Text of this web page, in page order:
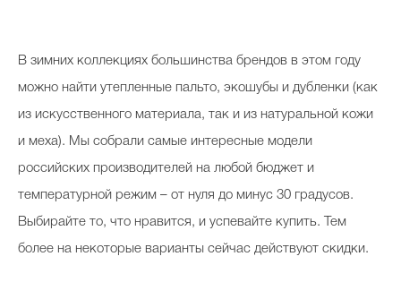
В зимних коллекциях большинства брендов в этом году
можно найти утепленные пальто, экошубы и дубленки (как
из искусственного материала, так и из натуральной кожи
и меха). Мы собрали самые интересные модели
российских производителей на любой бюджет и
температурной режим – от нуля до минус 30 градусов.
Выбирайте то, что нравится, и успевайте купить. Тем
более на некоторые варианты сейчас действуют скидки.